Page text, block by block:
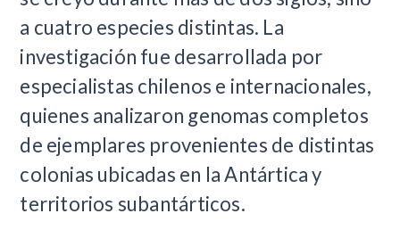
a cuatro especies distintas. La
investigación fue desarrollada por
especialistas chilenos e internacionales,
quienes analizaron genomas completos
de ejemplares provenientes de distintas
colonias ubicadas en la Antártica y
territorios subantárticos.